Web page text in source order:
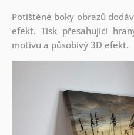
Potištěné boky obrazů
efekt. Tisk přesahující
motivu a působivý 3D efekt.